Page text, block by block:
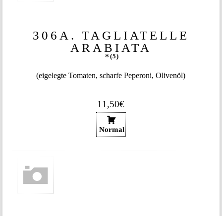
306A. TAGLIATELLE
ARABIATA
5
11,50€
Normal
(eigelegte Tomaten, scharfe Peperoni, Olivenöl)